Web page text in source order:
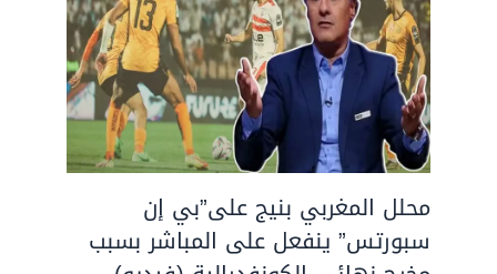
محلل المغربي بنيج على”بي إن
سبورتس” ينفعل على المباشر بسبب